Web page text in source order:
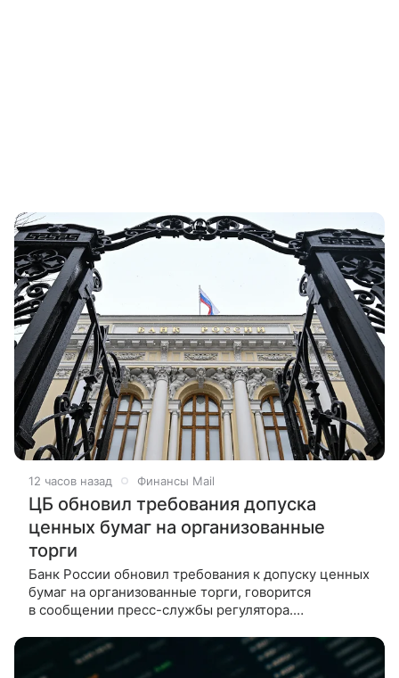
12 часов назад Финансы Mail
ЦБ обновил требования допуска
ценных бумаг на организованные
торги
Банк России обновил требования к допуску ценных
бумаг на организованные торги, говорится
в сообщении пресс-службы регулятора.
хорошо зарекомендовавшие